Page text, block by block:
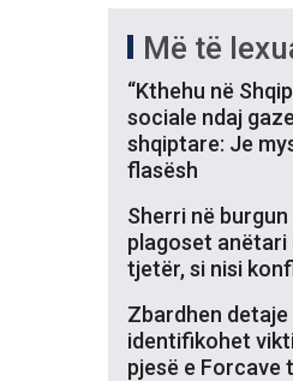
Më të
“Kthehu në
sociale ndaj
shqiptare: Je
flasësh
Sherri në
plagoset anëtari
tjetër, si nisi
Zbardhen
identifikohet
pjesë e Forcave